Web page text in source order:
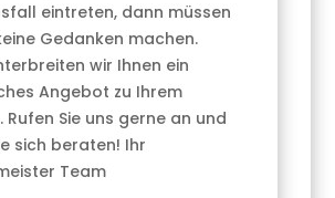
eintreten, dann müssen
Gedanken machen.
wir Ihnen ein
Angebot zu Ihrem
Rufen Sie uns gerne an und
sich beraten! Ihr
Team